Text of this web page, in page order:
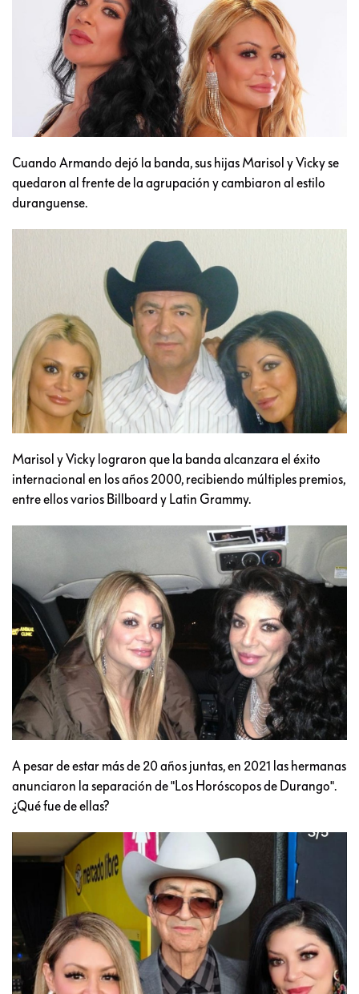
Cuando Armando dejó la banda, sus hijas Marisol y Vicky se
quedaron al frente de la agrupación y cambiaron al estilo
duranguense.
Marisol y Vicky lograron que la banda alcanzara el éxito
internacional en los años 2000, recibiendo múltiples premios,
entre ellos varios Billboard y Latin Grammy.
A pesar de estar más de 20 años juntas, en 2021 las hermanas
anunciaron la separación de "Los Horóscopos de Durango".
¿Qué fue de ellas?